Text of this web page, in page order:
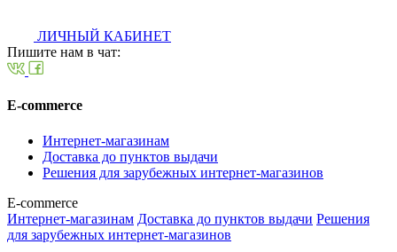
ЛИЧНЫЙ КАБИНЕТ
Пишите нам в чат:
E-commerce
Интернет-магазинам
Доставка до пунктов выдачи
Решения для зарубежных интернет-магазинов
E-commerce
Интернет-магазинам Доставка до пунктов выдачи Решения
для зарубежных интернет-магазинов